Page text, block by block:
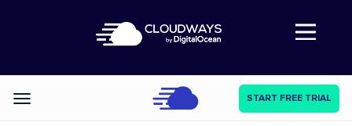
Abre a navegação
Categories START FREE TRIAL